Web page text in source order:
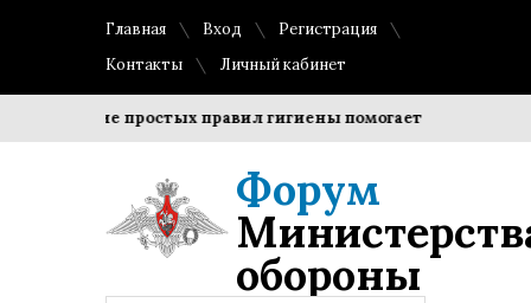
Главная Вход
Регистрация
Контакты
Личный кабинет
простых правил гигиены помогает сохранить
Форум
обороны